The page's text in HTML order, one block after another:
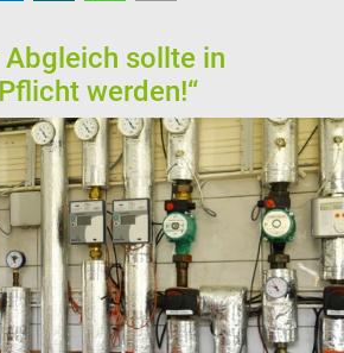
Abgleich sollte in
werden!“